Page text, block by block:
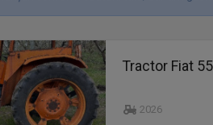
Tractor Fiat
2026